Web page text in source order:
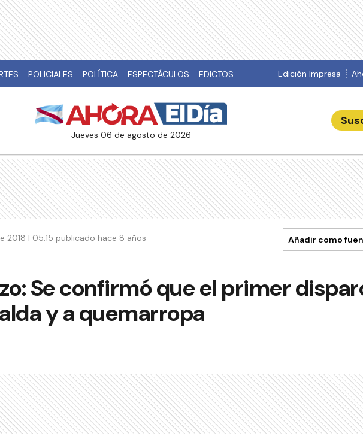
POLICIALES POLÍTICA ESPECTÁCULOS EDICTOS Edición Impresa
jueves 06 de agosto de 2026
2018 | 05:15 publicado hace 8 años Añadir como
Se confirmó que el primer
y a quemarropa